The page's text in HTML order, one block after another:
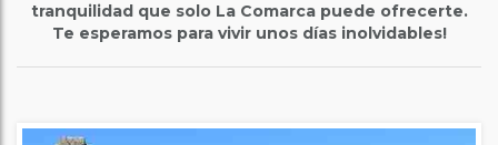
tranquilidad que solo La Comarca puede ofrecerte.
Te esperamos para vivir unos días inolvidables!